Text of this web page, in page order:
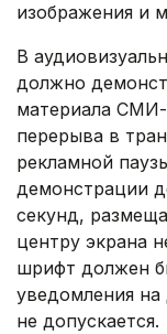
изображения и
В
должно
материала СМИ-
перерыва в
рекламной
демонстрации
секунд,
центру экрана
шрифт должен
уведомления
не допускается.​